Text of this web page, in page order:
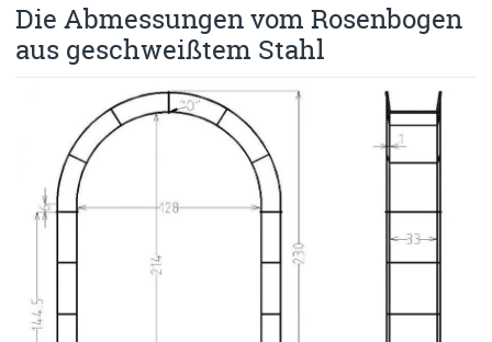
Die Abmessungen vom Rosenbogen
aus geschweißtem Stahl